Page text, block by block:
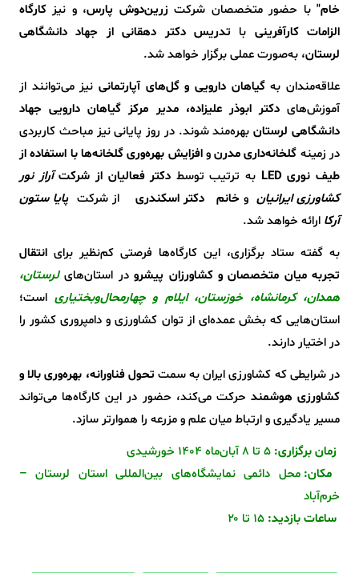
خام"با حضور متخصصان شرکتزرین‌دوش پارس، و نیز کارگاه
الزامات کارآفرینی باتدریس دکتر دهقانی از جهاد دانشگاهی
لرستان، به‌صورت عملی برگزار خواهد شد.
علاقه‌مندان بهگیاهان دارویی و گل‌های آپارتمانی نیز می‌توانند از
آموزش‌هایدکتر ابوذر علیزاده، مدیر مرکز گیاهان دارویی جهاد
دانشگاهی لرستانبهره‌مند شوند. در روز پایانی نیز مباحث کاربردی
در زمینه گلخانه‌داری مدرنوافزایش بهره‌وری گلخانه‌ها با استفاده از
طیف نوری LED
به ترتیب توسط دکتر فعالیان از شرکتآراز نور
کشاورزی ایرانیان و خانم دکتر اسکندری از شرکت پایا ستون
آرکا ارائه خواهد شد.
به گفته ستاد برگزاری، این کارگاه‌ها فرصتی کم‌نظیر برای انتقال
تجربه میان متخصصان و کشاورزان پیشرودر استان‌هایلرستان،
همدان، کرمانشاه، خوزستان، ایلام و چهارمحال‌وبختیاری است؛
استان‌هایی که بخش عمده‌ای از توان کشاورزی و دامپروری کشور را
در اختیار دارند.
در شرایطی که کشاورزی ایران به سمتتحول فناورانه، بهره‌وری بالا و
کشاورزی هوشمند حرکت می‌کند، حضور در این کارگاه‌ها می‌تواند
مسیر یادگیری و ارتباط میان علم و مزرعه را هموارتر سازد.
زمان برگزاری:
مکان: محل دائمی نمایشگاه‌های بین‌المللی استان لرستان –
خرم‌آباد
ساعات بازدید: